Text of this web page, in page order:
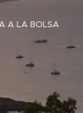
A LA BOLSA